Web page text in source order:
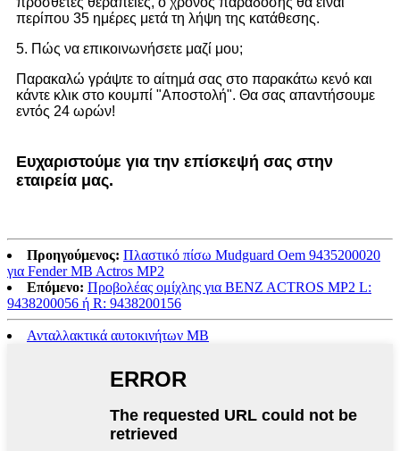
περίπου 35 ημέρες μετά τη λήψη της κατάθεσης.
5. Πώς να επικοινωνήσετε μαζί μου;
Παρακαλώ γράψτε το αίτημά σας στο παρακάτω κενό και
κάντε κλικ στο κουμπί "Αποστολή". Θα σας απαντήσουμε
εντός 24 ωρών!
Ευχαριστούμε για την επίσκεψή σας στην
εταιρεία μας.
Προηγούμενος: Πλαστικό πίσω Mudguard Oem 9435200020
για Fender MB Actros MP2
Επόμενο: Προβολέας ομίχλης για BENZ ACTROS MP2 L:
9438200056 ή R: 9438200156
Ανταλλακτικά αυτοκινήτων MB